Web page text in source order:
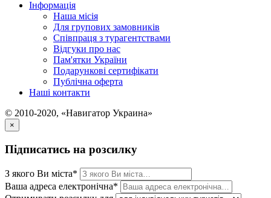
Інформація
Наша місія
Для групових замовників
Співпраця з турагентствами
Відгуки про нас
Пам'ятки України
Подарункові сертифікати
Публічна оферта
Наші контакти
© 2010-2020, «Навигатор Украина»
×
Підписатись на розсилку
З якого Ви міста*
Ваша адреса електронічна*